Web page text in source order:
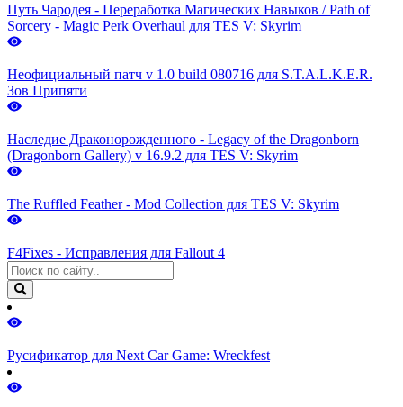
Путь Чародея - Переработка Магических Навыков / Path of
Sorcery - Magic Perk Overhaul для TES V: Skyrim
Неофициальный патч v 1.0 build 080716 для S.T.A.L.K.E.R.
Зов Припяти
Наследие Драконорожденного - Legacy of the Dragonborn
(Dragonborn Gallery) v 16.9.2 для TES V: Skyrim
The Ruffled Feather - Mod Collection для TES V: Skyrim
F4Fixes - Исправления для Fallout 4
Русификатор для Next Car Game: Wreckfest